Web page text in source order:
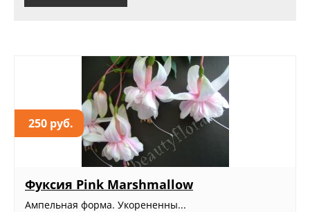
250 руб.
Фуксия Pink Marshmallow
Ампельная форма. Укорененны...